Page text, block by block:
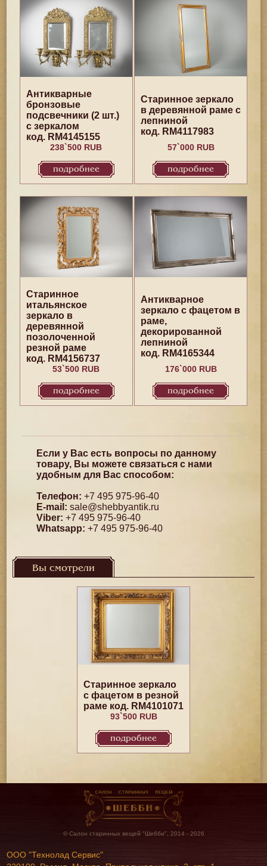
Антикварные
бронзовые
подсвечники (2 шт.)
с зеркалом
код. RM4145155
238`500 RUB
подробнее
Старинное зеркало
в деревянной раме с
лепниной
код. RM4117983
57`000 RUB
подробнее
Старинное
итальянское
зеркало в
деревянной
позолоченной
резной раме
код. RM4156737
53`500 RUB
подробнее
Антикварное
зеркало с фацетом в
раме,
декорированной
лепниной
код. RM4165344
176`000 RUB
подробнее
Если у Вас есть вопросы по данному
товару, Вы можете связаться с нами
удобным для Вас способом:
Телефон: +7 495 975-96-40
E-mail: sale@shebbyantik.ru
Viber: +7 495 975-96-40
Whatsapp: +7 495 975-96-40
Вы смотрели
Старинное зеркало
с фацетом в резной
раме код. RM4101071
93`500 RUB
подробнее
© Салон старинных вещей "Шебби", 2014 - 2026
ООО "Технолад Сервис"